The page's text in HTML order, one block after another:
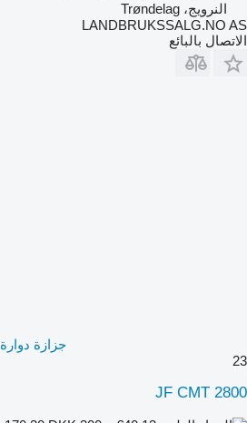
النرويج، Trøndelag
LANDBRUKSSALG.NO AS
الاتصال بالبائع
جزازة دوارة JF CMT 2800
23
JF CMT 2800